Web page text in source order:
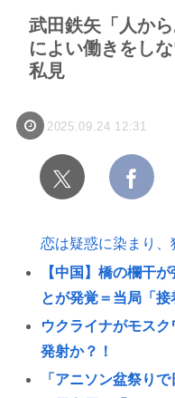
武田鉄矢「人か
によい働きをし
私見
2025.09.24 12:31
恋は疑惑に染まり、
【中国】橋の欄干
とが発覚＝当局「接
ウクライナがモス
発射か？！
「アニソン盆祭り